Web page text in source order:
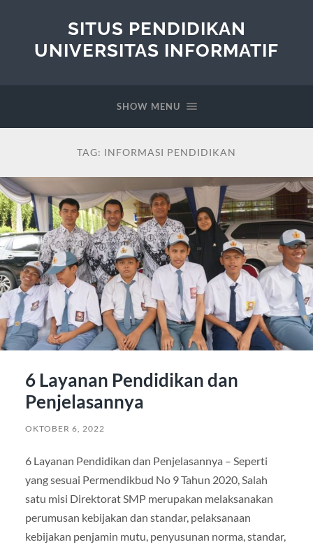
SITUS PENDIDIKAN
UNIVERSITAS INFORMATIF
SHOW MENU
TAG: INFORMASI PENDIDIKAN
6 Layanan Pendidikan dan
Penjelasannya
OKTOBER 6, 2022
6 Layanan Pendidikan dan Penjelasannya – Seperti
yang sesuai Permendikbud No 9 Tahun 2020, Salah
satu misi Direktorat SMP merupakan melaksanakan
perumusan kebijakan dan standar, pelaksanaan
kebijakan penjamin mutu, penyusunan norma, standar,